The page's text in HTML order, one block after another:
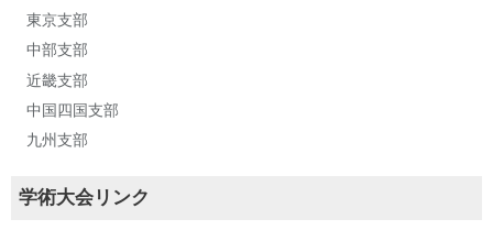
東京支部
中部支部
近畿支部
中国四国支部
九州支部
学術大会リンク